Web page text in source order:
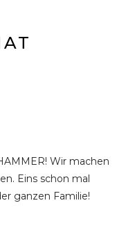
Wir machen
Eins schon mal
ganzen Familie!